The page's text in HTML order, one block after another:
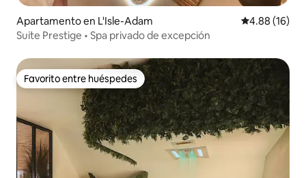
Apartamento en L'Isle-Adam Calificación
4.88 (16)
Suite Prestige • Spa privado de excepción
Favorito entre huéspedes
Favorito entre huéspedes